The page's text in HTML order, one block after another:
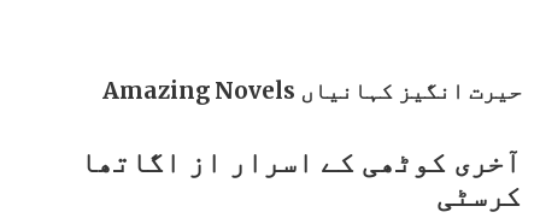
حیرت انگیز کہانیاں Amazing Novels
آخری کوٹھی کے اسرار از اگاتھا
کرسٹی